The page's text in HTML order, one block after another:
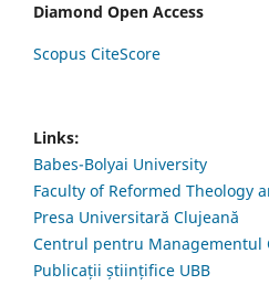
Diamond Open Access
Scopus CiteScore
Links:
Babes-Bolyai University
Faculty of Reformed Theology
Presa Universitară Clujeană
Centrul pentru Managementul
Publicații științifice UBB